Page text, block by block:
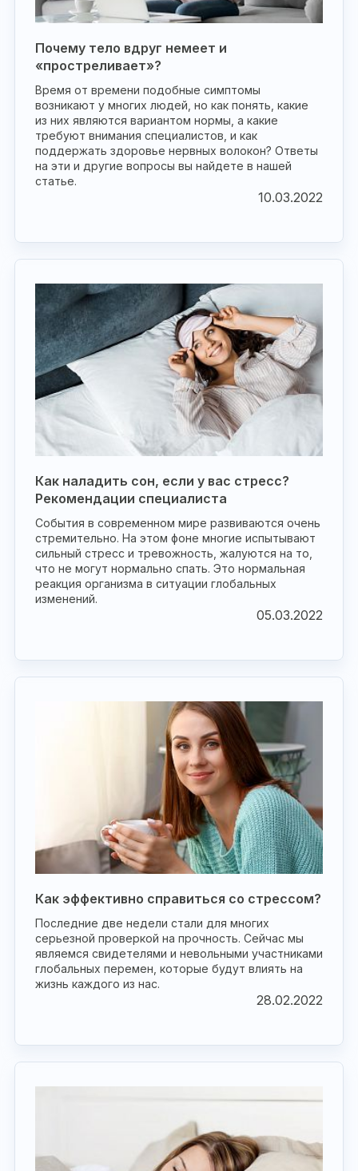
Почему тело вдруг немеет и
«простреливает»?
Время от времени подобные симптомы
возникают у многих людей, но как понять, какие
из них являются вариантом нормы, а какие
требуют внимания специалистов, и как
поддержать здоровье нервных волокон? Ответы
на эти и другие вопросы вы найдете в нашей
статье.
10.03.2022
Как наладить сон, если у вас стресс?
Рекомендации специалиста
События в современном мире развиваются очень
стремительно. На этом фоне многие испытывают
сильный стресс и тревожность, жалуются на то,
что не могут нормально спать. Это нормальная
реакция организма в ситуации глобальных
изменений.
05.03.2022
Как эффективно справиться со стрессом?
Последние две недели стали для многих
серьезной проверкой на прочность. Сейчас мы
являемся свидетелями и невольными участниками
глобальных перемен, которые будут влиять на
жизнь каждого из нас.
28.02.2022